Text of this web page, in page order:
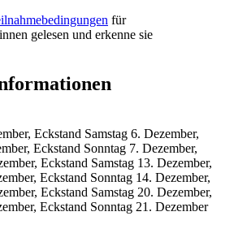
für
gelesen und erkenne sie
Eckstand Samstag 6. Dezember,
Eckstand Sonntag 7. Dezember,
Eckstand Samstag 13. Dezember,
Eckstand Sonntag 14. Dezember,
Eckstand Samstag 20. Dezember,
Eckstand Sonntag 21. Dezember